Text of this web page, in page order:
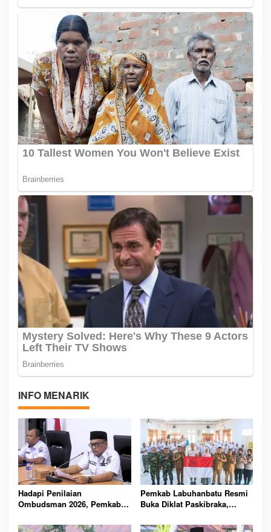
INFO MENARIK
Hadapi Penilaian
Ombudsman 2026, Pemkab
OPD Berbenah
Pemkab Labuhanbatu Resmi
Buka Diklat Paskibraka,
Merah Putih 17 Agustus